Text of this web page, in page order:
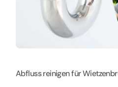
Abfluss reinigen für